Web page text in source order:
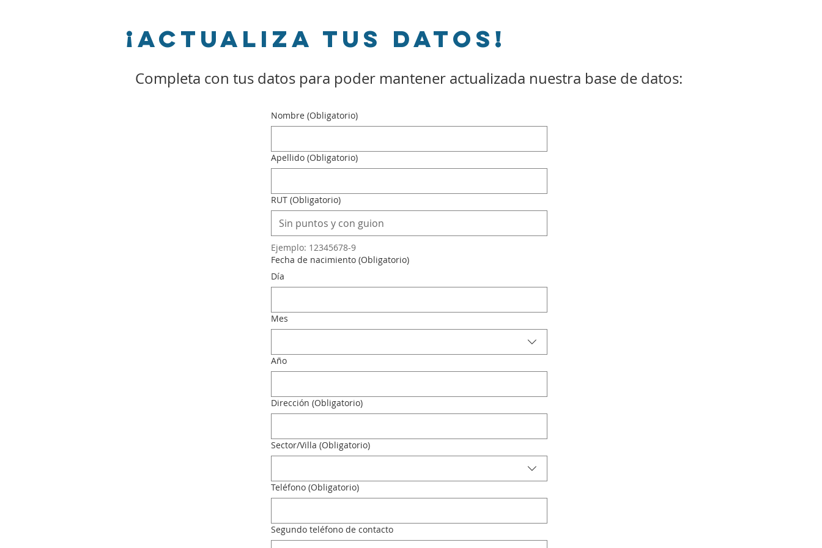
¡actualiza tus datos!
Completa con tus datos para poder mantener actualizada nuestra base de datos:
Nombre (Obligatorio)
Apellido (Obligatorio)
RUT (Obligatorio)
Ejemplo: 12345678-9
Fecha de nacimiento (Obligatorio)
Día
Mes
Año
Dirección (Obligatorio)
Sector/Villa (Obligatorio)
Teléfono (Obligatorio)
Segundo teléfono de contacto